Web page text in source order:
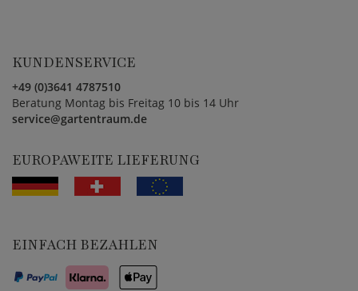
KUNDENSERVICE
+49 (0)3641 4787510
Beratung Montag bis Freitag 10 bis 14 Uhr
service@gartentraum.de
EUROPAWEITE LIEFERUNG
EINFACH BEZAHLEN